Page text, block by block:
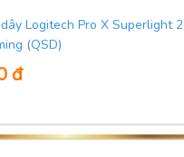
Logitech Pro X Superlight 2
(QSD)
đ